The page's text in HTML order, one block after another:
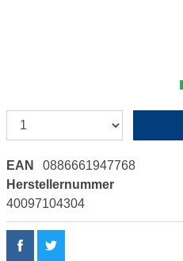
EAN
0886661947768
Herstellernummer
40097104304